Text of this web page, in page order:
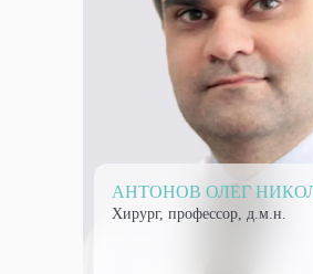
АНТОНОВ ОЛЕГ
Хирург, профессор, д.м.н.